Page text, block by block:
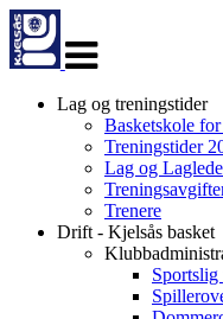
navigasjon
Lag og treningstider
Basketskole
Treningstider
Lag og
Trenere
Drift - Kjelsås basket